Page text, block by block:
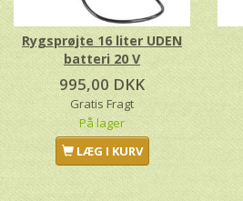
Rygsprøjte 16 liter UDEN
batteri 20 V
995,00 DKK
Gratis Fragt
På lager
LÆG I KURV